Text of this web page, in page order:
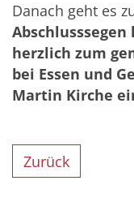
Danach geht es
herzlich zum
bei Essen und
Martin Kirche
Zurück